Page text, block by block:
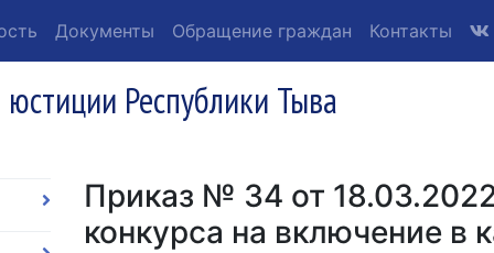
Документы Обращение граждан Контакты
Республики Тыва
Приказ № 34 от
конкурса на включение в